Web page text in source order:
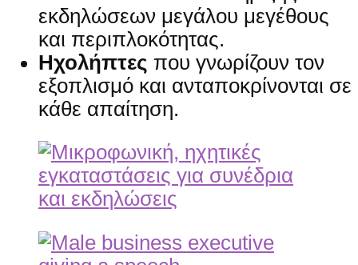
εκδηλώσεων μεγάλου μεγέθους
και περιπλοκότητας.
Ηχολήπτες που γνωρίζουν τον
εξοπλισμό και ανταποκρίνονται σε
κάθε απαίτηση.